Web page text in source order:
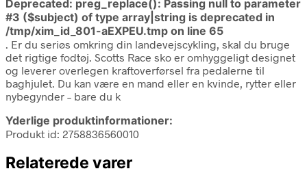
Deprecated: preg_replace(): Passing null to parameter
#3 ($subject) of type array|string is deprecated in
/tmp/xim_id_801-aEXPEU.tmp on line 65
. Er du seriøs omkring din landevejscykling, skal du bruge
det rigtige fodtøj. Scotts Race sko er omhyggeligt designet
og leverer overlegen kraftoverførsel fra pedalerne til
baghjulet. Du kan være en mand eller en kvinde, rytter eller
nybegynder – bare du k
Yderlige produktinformationer:
Produkt id: 2758836560010
Relaterede varer